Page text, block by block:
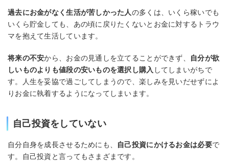
過去にお金がなく生活が苦しかった人の多くは、いくら稼いでも
いくら貯金しても、あの頃に戻りたくないとお金に対するトラウ
マを抱えて生活しています。
将来の不安から、お金の見通しを立てることができず、
自分が欲
しいものよりも値段の安いものを選択し購入 してしまいがちで
す。人生を妥協で過ごしてしまうので、楽しみを見いだせずによ
りお金に執着するようになってしまいます。
自己投資をしていない
自分自身を成長させるためにも、 自己投資にかけるお金は必要で
す。自己投資と言ってもさまざまです。